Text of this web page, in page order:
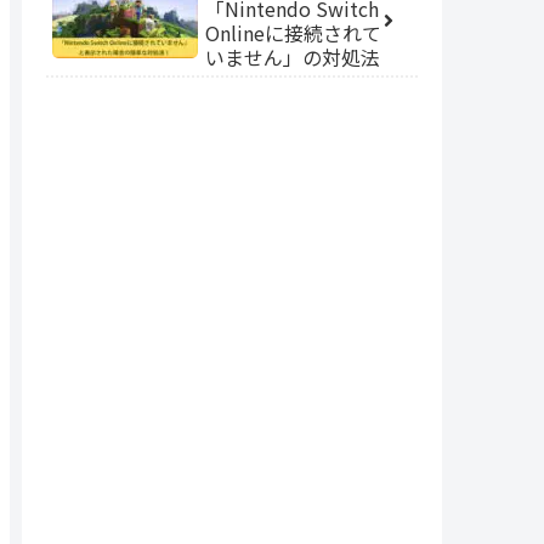
「Nintendo Switch
Onlineに接続されて
いません」の対処法